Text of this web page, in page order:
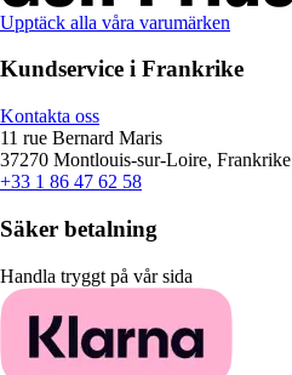
Upptäck alla våra varumärken
Kundservice i Frankrike
Kontakta oss
11 rue Bernard Maris
37270 Montlouis-sur-Loire, Frankrike
+33 1 86 47 62 58
Säker betalning
Handla tryggt på vår sida